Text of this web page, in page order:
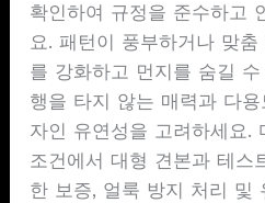
확인하여 규정을 준수하고
요. 패턴이 풍부하거나 맞
를 강화하고 먼지를 숨길
행을 타지 않는 매력과 다
자인 유연성을 고려하세요.
조건에서 대형 견본과 테스
한 보증, 얼룩 방지 처리 및